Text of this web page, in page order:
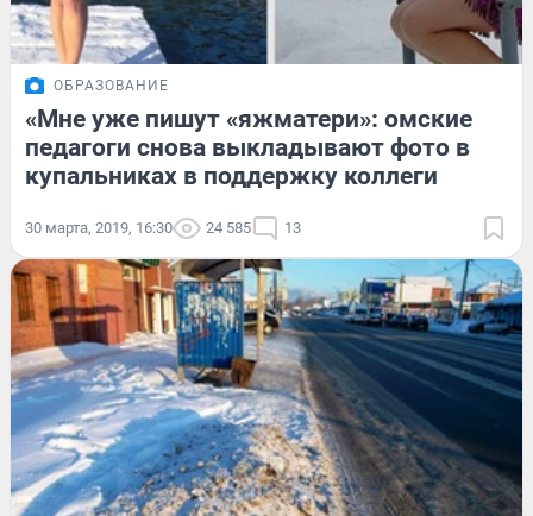
ОБРАЗОВАНИЕ
«Мне уже пишут «яжматери»: омские
педагоги снова выкладывают фото в
купальниках в поддержку коллеги
30 марта, 2019, 16:30 24 585 13